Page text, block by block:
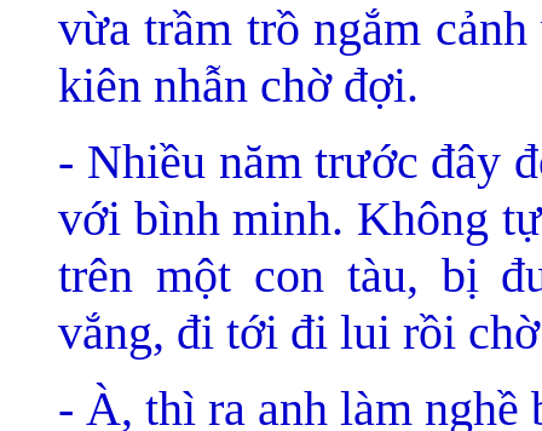
vừa trầm trồ ngắm
kiên nhẫn chờ đợi.
- Nhiều năm trước đây
với bình minh. Không
trên một con tàu, bị
vắng, đi tới đi lui rồi
- À, thì ra anh làm nghề